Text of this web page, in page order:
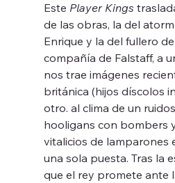
Este Player Kings
de las obras, la del
Enrique y la del fullero
compañía de Falstaff, a
nos trae imágenes
británica (hijos díscolos
otro. al clima de un
hooligans con bombers
vitalicios de lamparones
una sola puesta. Tras la
que el rey promete ante